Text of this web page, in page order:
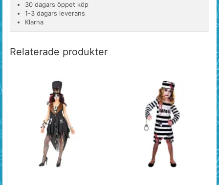
30 dagars öppet köp
1-3 dagars leverans
Klarna
Relaterade produkter